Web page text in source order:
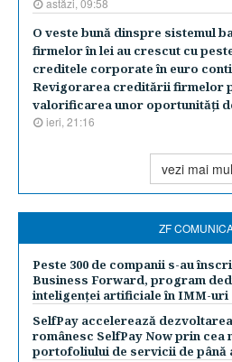
astăzi, 09:58
O veste bună dinspre sistemul
firmelor în lei au crescut cu
creditele corporate în euro
Revigorarea creditării firmelor
valorificarea unor oportunităţi
ieri, 21:16
vezi mai
ZF
Peste 300 de companii s-au
Business Forward, program
inteligenței artificiale în IMM-uri
SelfPay accelerează
românesc SelfPay Now prin cea
portofoliului de servicii de până